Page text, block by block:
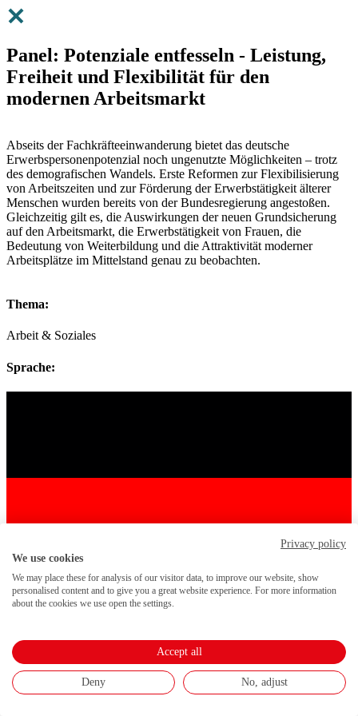
Panel: Potenziale entfesseln - Leistung,
Freiheit und Flexibilität für den
modernen Arbeitsmarkt
Abseits der Fachkräfteeinwanderung bietet das deutsche
Erwerbspersonenpotenzial noch ungenutzte Möglichkeiten – trotz
des demografischen Wandels. Erste Reformen zur Flexibilisierung
von Arbeitszeiten und zur Förderung der Erwerbstätigkeit älterer
Menschen wurden bereits von der Bundesregierung angestoßen.
Gleichzeitig gilt es, die Auswirkungen der neuen Grundsicherung
auf den Arbeitsmarkt, die Erwerbstätigkeit von Frauen, die
Bedeutung von Weiterbildung und die Attraktivität moderner
Arbeitsplätze im Mittelstand genau zu beobachten.
Thema:
Arbeit & Soziales
Sprache:
Privacy policy
We use cookies
We may place these for analysis of our visitor data, to improve our website, show
personalised content and to give you a great website experience. For more information
about the cookies we use open the settings.
Accept all
Deny No, adjust